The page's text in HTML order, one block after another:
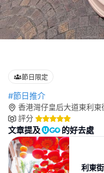
節日限定
#節日推介
香港灣仔皇后大道東利東
評分
文章提及 的好去處
利東街